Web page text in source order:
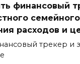
финансовый
семейного
расходов и
трекер и